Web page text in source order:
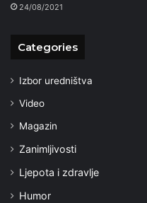
24/08/2021
Categories
Izbor uredništva
Video
Magazin
Zanimljivosti
Ljepota i zdravlje
Humor